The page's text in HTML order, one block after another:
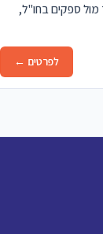
את/ה אוהב/ת לעבוד מול ספקים בחו"ל,
לפרטים ←